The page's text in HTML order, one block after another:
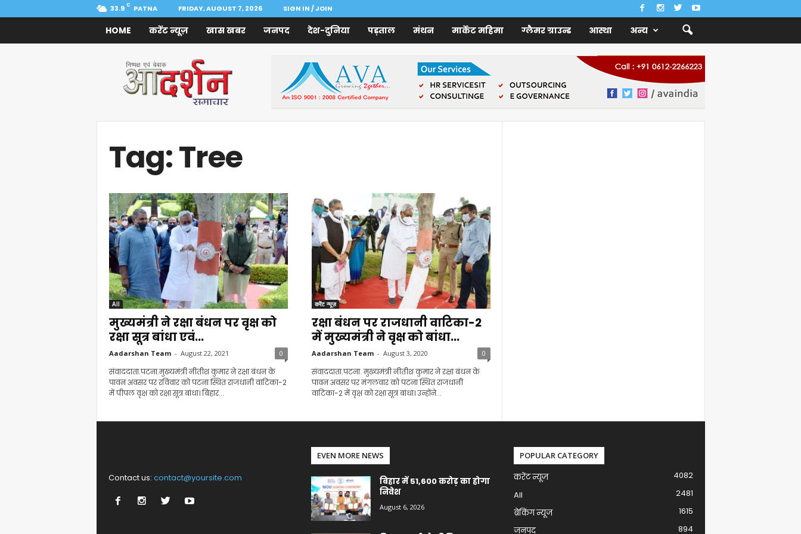
33.9 C PATNA FRIDAY, AUGUST 7, 2026 SIGN IN / JOIN
HOME करेंट न्यूज़ खास खबर जनपद देश-दुनिया पड़ताल मंथन मार्केट महिमा ग्लैमर ग्राउन्ड आस्था अन्य
Samachar
Tag: Tree
All
मुख्यमंत्री ने रक्षा बंधन पर वृक्ष को
रक्षा सूत्र बांधा एवं...
Aadarshan Team - August 22, 2021 0
संवाददाता.पटना.मुख्यमंत्री नीतीश कुमार ने रक्षा बंधन के
पावन अवसर पर रविवार को पटना स्थित राजधानी वाटिका-2
में पीपल वृक्ष को रक्षा सूत्र बांधा। बिहार...
करेंट न्यूज़
रक्षा बंधन पर राजधानी वाटिका-2
में मुख्यमंत्री ने वृक्ष को बांधा...
Aadarshan Team - August 3, 2020 0
संवाददाता.पटना. मुख्यमंत्री नीतीश कुमार ने रक्षा बंधन के
पावन अवसर पर मंगलवार को पटना स्थित राजधानी
वाटिका-2 में वृक्ष को रक्षा सूत्र बांधा। उन्होंने...
Contact us: contact@yoursite.com
EVEN MORE NEWS
बिहार में 51,600 करोड़ का होगा
निवेश
August 6, 2026
POPULAR CATEGORY
करेंट न्यूज़
4082
All
2481
ब्रेकिंग न्यूज
1615
जनपद
894